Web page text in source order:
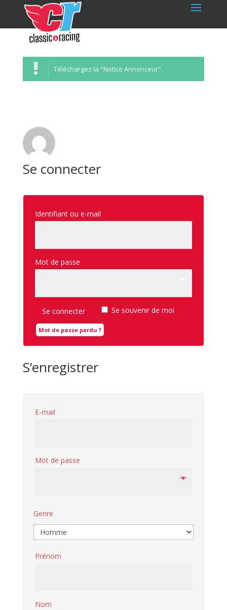
Téléchargez la "Notice Annonceur".
Se connecter
Identifiant ou e-mail
Mot de passe
Se souvenir de moi
Se connecter
Mot de passe perdu ?
S’enregistrer
E-mail
Mot de passe
Genre
Prénom
Nom